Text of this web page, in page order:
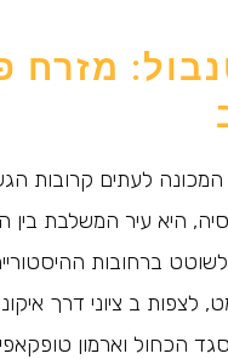
מזרח
לעתים קרובות
היא עיר המשלבת בין
לשוטט ברחובות
לצפות ב ציוני דרך
הכחול וארמון